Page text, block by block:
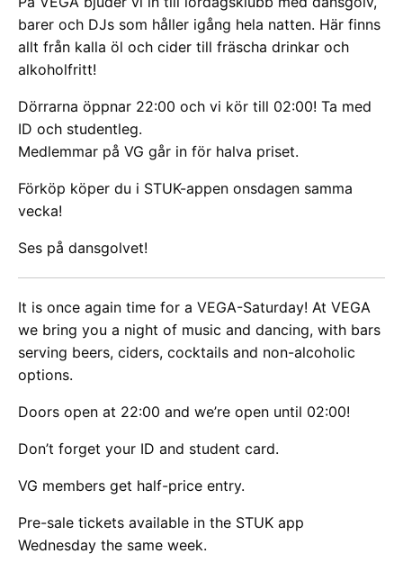
barer och DJs som håller igång hela natten. Här finns
allt från kalla öl och cider till fräscha drinkar och
alkoholfritt!
Dörrarna öppnar 22:00 och vi kör till 02:00! Ta med
ID och studentleg.
Medlemmar på VG går in för halva priset.
Förköp köper du i STUK-appen onsdagen samma
vecka!
Ses på dansgolvet!
It is once again time for a VEGA-Saturday! At VEGA
we bring you a night of music and dancing, with bars
serving beers, ciders, cocktails and non-alcoholic
options.
Doors open at 22:00 and we’re open until 02:00!
Don’t forget your ID and student card.
VG members get half-price entry.
Pre-sale tickets available in the STUK app
Wednesday the same week.